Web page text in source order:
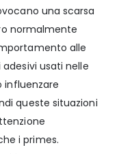
una scarsa
normalmente
alle
usati nelle
influenzare
queste situazioni
i primes.